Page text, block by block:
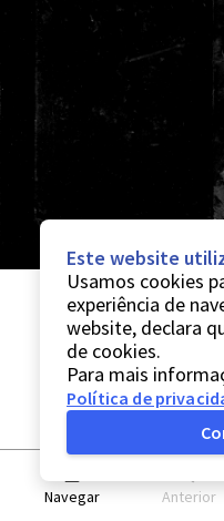
Navegar Anterior
Este website
Usamos cookies
experiência de
website, declara
de cookies.
Para mais
Política de